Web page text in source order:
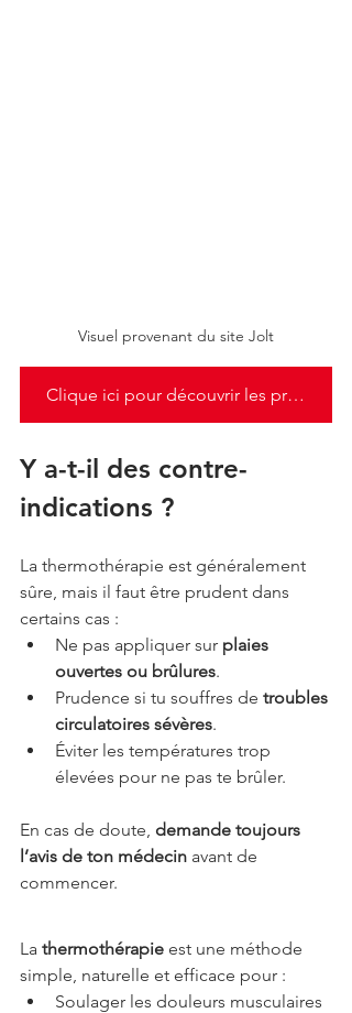
Visuel provenant du site Jolt
Clique ici pour découvrir les produits Jolt
Y a-t-il des contre-
indications ?
La thermothérapie est généralement
sûre, mais il faut être prudent dans
certains cas :
Ne pas appliquer sur plaies
ouvertes ou brûlures.
Prudence si tu souffres de troubles
circulatoires sévères.
Éviter les températures trop
élevées pour ne pas te brûler.
En cas de doute, demande toujours
l’avis de ton médecin avant de
commencer.
La thermothérapie est une méthode
simple, naturelle et efficace pour :
Soulager les douleurs musculaires